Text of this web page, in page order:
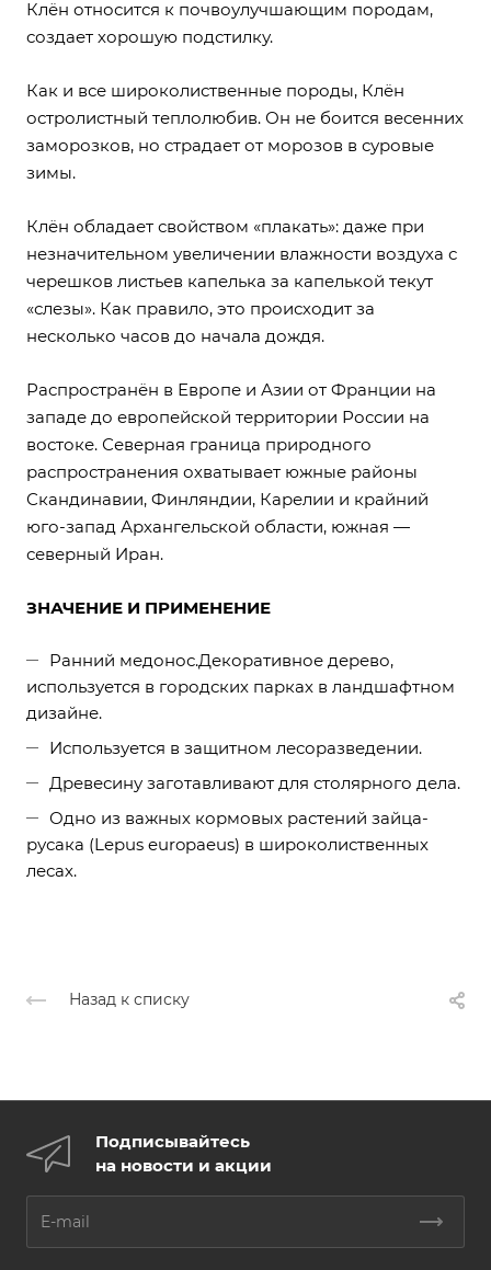
Клён относится к почвоулучшающим породам,
создает хорошую подстилку.
Как и все широколиственные породы, Клён
остролистный теплолюбив. Он не боится весенних
заморозков, но страдает от морозов в суровые
зимы.
Клён обладает свойством «плакать»: даже при
незначительном увеличении влажности воздуха с
черешков листьев капелька за капелькой текут
«слезы». Как правило, это происходит за
несколько часов до начала дождя.
Распространён в Европе и Азии от Франции на
западе до европейской территории России на
востоке. Северная граница природного
распространения охватывает южные районы
Скандинавии, Финляндии, Карелии и крайний
юго-запад Архангельской области, южная —
северный Иран.
ЗНАЧЕНИЕ И ПРИМЕНЕНИЕ
Ранний медонос.Декоративное дерево,
используется в городских парках в ландшафтном
дизайне.
Используется в защитном лесоразведении.
Древесину заготавливают для столярного дела.
Одно из важных кормовых растений зайца-
русака (Lepus europaeus) в широколиственных
лесах.
Назад к списку
Подписывайтесь
на новости и акции